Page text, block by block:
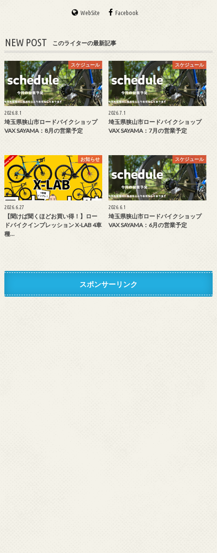
WebSite Facebook
NEW POST このライターの最新記事
スケジュール
2026.8.1
埼玉県狭山市ロードバイクショップ
VAX SAYAMA：8月の営業予定
スケジュール
2026.7.1
埼玉県狭山市ロードバイクショップ
VAX SAYAMA：7月の営業予定
お知らせ
2026.6.27
【聞けば聞くほどお買い得！】ロー
ドバイクインプレッション X-LAB 4車
種…
スケジュール
2026.6.1
埼玉県狭山市ロードバイクショップ
VAX SAYAMA：6月の営業予定
スポンサーリンク